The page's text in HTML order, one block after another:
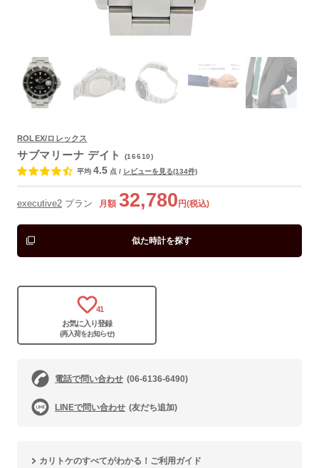
ROLEX/ロレックス
サブマリーナ デイト
(16610)
平均 4.5 点 / レビューを見る(134件)
executive2 プラン 月額 32,780 円(税込)
似た時計を探す
41
お気に入り登録
(再入荷をお知らせ)
電話で問い合わせ (06-6136-6490)
LINEで問い合わせ (友だち追加)
カリトケのすべてがわかる！ご利用ガイド
よくあるご質問